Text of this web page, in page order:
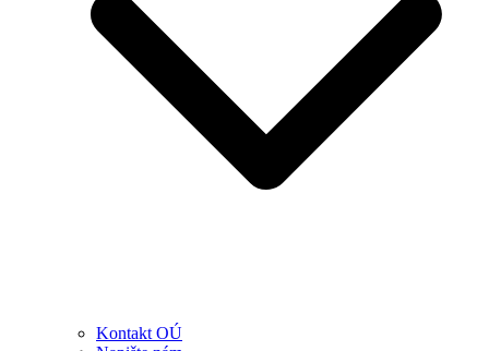
Kontakt OÚ